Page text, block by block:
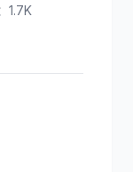
1.7K